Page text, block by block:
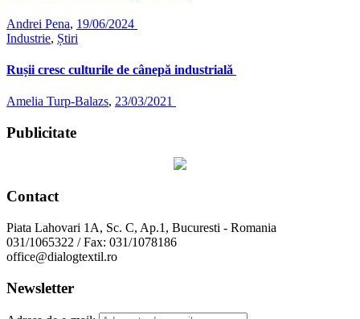
Andrei Pena, 19/06/2024
Industrie, Știri
Rușii cresc culturile de cânepă industrială
Amelia Turp-Balazs, 23/03/2021
Publicitate
Contact
Piata Lahovari 1A, Sc. C, Ap.1, Bucuresti - Romania
031/1065322 / Fax: 031/1078186
office@dialogtextil.ro
Newsletter